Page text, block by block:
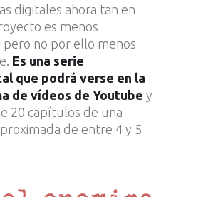
digitales ahora tan en
es menos
pero no por ello menos
Es una serie
que podrá verse en la
de vídeos de Youtube y
20 capítulos de una
de entre 4 y 5